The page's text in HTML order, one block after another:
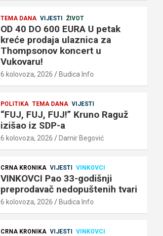
TEMA DANA VIJESTI ŽIVOT
OD 40 DO 600 EURA U petak
kreće prodaja ulaznica za
Thompsonov koncert u
Vukovaru!
6 kolovoza, 2026 Budica Info
POLITIKA TEMA DANA VIJESTI
“FUJ, FUJ, FUJ!” Kruno Raguž
izišao iz SDP-a
6 kolovoza, 2026 Damir Begović
CRNA KRONIKA VIJESTI VINKOVCI
VINKOVCI Pao 33-godišnji
preprodavač nedopuštenih tvari
6 kolovoza, 2026 Budica Info
CRNA KRONIKA VIJESTI VINKOVCI